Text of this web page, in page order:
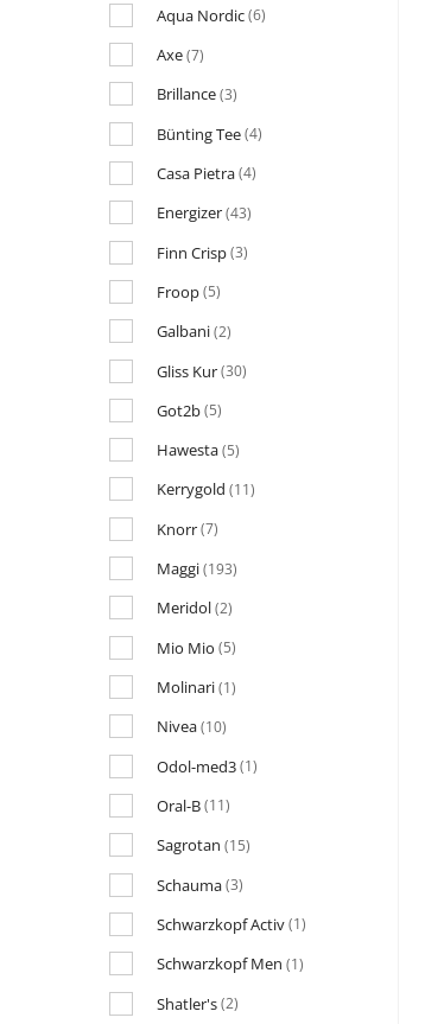
Aqua Nordic(6)
Axe(7)
Brillance(3)
Bünting Tee(4)
Casa Pietra(4)
Energizer(43)
Finn Crisp(3)
Froop(5)
Galbani(2)
Gliss Kur(30)
Got2b(5)
Hawesta(5)
Kerrygold (11)
Knorr(7)
Maggi(193)
Meridol(2)
Mio Mio (5)
Molinari(1)
Nivea(10)
Odol-med3(1)
Oral-B(11)
Sagrotan (15)
Schauma(3)
Schwarzkopf Activ(1)
Schwarzkopf Men (1)
Shatler's(2)